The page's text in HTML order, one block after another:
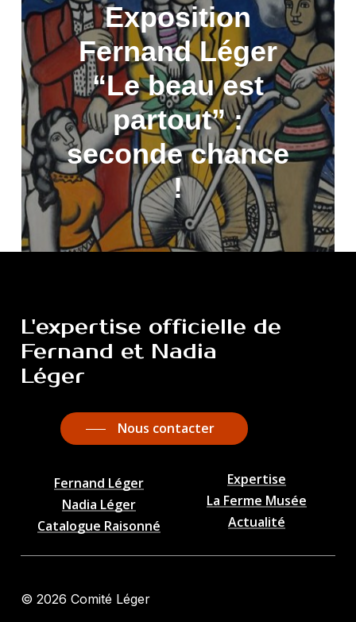
Exposition
Fernand Léger
“Le beau est
partout” :
seconde chance
!
L'expertise officielle de
Fernand et Nadia
Léger
Nous contacter
Fernand Léger
Nadia Léger
Catalogue Raisonné
Expertise
La Ferme Musée
Actualité
© 2026 Comité Léger